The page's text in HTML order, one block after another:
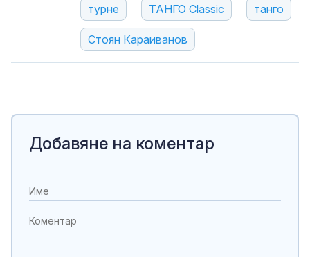
турне ТАНГО Classic танго
Стоян Караиванов
Добавяне на коментар